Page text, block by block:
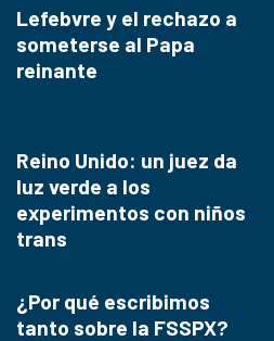
Lefebvre y el rechazo a
someterse al Papa
reinante
Reino Unido: un juez da
luz verde a los
experimentos con niños
trans
¿Por qué escribimos
tanto sobre la FSSPX?